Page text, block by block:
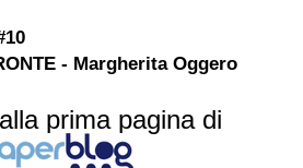
- Margherita Oggero
prima pagina di